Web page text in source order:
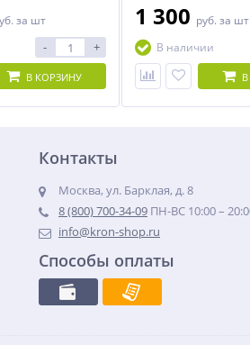
за шт
- +
В КОРЗИНУ
1 300 руб. за шт
В наличии
Контакты
Москва, ул. Барклая, д. 8
8 (800) 700-34-09 ПН-ВС 10:00 –
info@kron-shop.ru
Способы оплаты